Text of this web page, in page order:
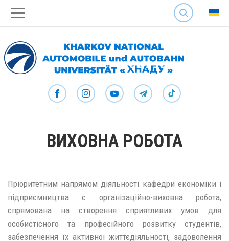
SEARCH
ВИХОВНА РОБОТА
Пріоритетним напрямом діяльності кафедри економіки і
підприємництва є організаційно-виховна робота,
спрямована на створення сприятливих умов для
особистісного та професійного розвитку студентів,
забезпечення їх активної життєдіяльності, задоволення